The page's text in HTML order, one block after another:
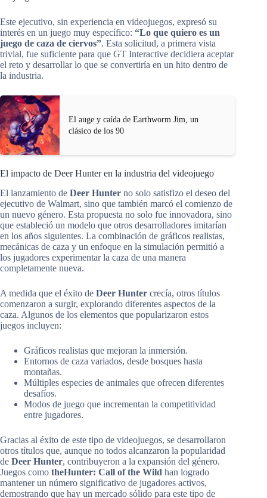
Este ejecutivo, sin experiencia en videojuegos, expresó su
interés en un juego muy específico: “Lo que quiero es un
juego de caza de ciervos”. Esta solicitud, a primera vista
trivial, fue suficiente para que GT Interactive decidiera aceptar
el reto y desarrollar lo que se convertiría en un hito dentro de
la industria.
El auge y caída de Earthworm Jim, un
clásico de los 90
El impacto de Deer Hunter en la industria del videojuego
El lanzamiento de Deer Hunter no solo satisfizo el deseo del
ejecutivo de Walmart, sino que también marcó el comienzo de
un nuevo género. Esta propuesta no solo fue innovadora, sino
que estableció un modelo que otros desarrolladores imitarían
en los años siguientes. La combinación de gráficos realistas,
mecánicas de caza y un enfoque en la simulación permitió a
los jugadores experimentar la caza de una manera
completamente nueva.
A medida que el éxito de Deer Hunter crecía, otros títulos
comenzaron a surgir, explorando diferentes aspectos de la
caza. Algunos de los elementos que popularizaron estos
juegos incluyen:
Gráficos realistas que mejoran la inmersión.
Entornos de caza variados, desde bosques hasta
montañas.
Múltiples especies de animales que ofrecen diferentes
desafíos.
Modos de juego que incrementan la competitividad
entre jugadores.
Gracias al éxito de este tipo de videojuegos, se desarrollaron
otros títulos que, aunque no todos alcanzaron la popularidad
de Deer Hunter, contribuyeron a la expansión del género.
Juegos como theHunter: Call of the Wild han logrado
mantener un número significativo de jugadores activos,
demostrando que hay un mercado sólido para este tipo de